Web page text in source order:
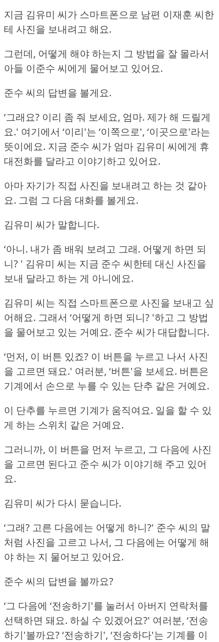
지금 김유미 씨가 스마트폰으로 남편 이재훈 씨한
테 사진을 보내려고 해요.
그런데, 어떻게 해야 하는지 그 방법을 잘 몰라서
아들 이준수 씨에게 물어보고 있어요.
준수 씨의 답변을 볼게요.
‘그래요? 이리 좀 줘 보세요, 엄마. 제가 해 드릴게
요.' 여기에서 ‘이리'는 ‘이쪽으로', ‘이곳으로'라는
뜻이에요. 지금 준수 씨가 엄마 김유미 씨에게 휴
대전화를 달라고 이야기하고 있어요.
아마 자기가 직접 사진을 보내려고 하는 것 같아
요. 그럼 그 다음 대화를 볼게요.
김유미 씨가 말합니다.
‘아니. 내가 좀 배워 보려고 그래. 어떻게 하면 되
니? ' 김유미 씨는 지금 준수 씨한테 대신 사진을
보내 달라고 하는 게 아니에요.
김유미 씨는 직접 스마트폰으로 사진을 보내고 싶
어해요. 그래서 ‘어떻게 하면 되니? '하고 그 방법
을 물어보고 있는 거예요. 준수 씨가 대답합니다.
‘먼저, 이 버튼 있죠? 이 버튼을 누르고 나서 사진
을 고르면 돼요.' 여러분, ‘버튼'을 보세요. 버튼은
기계에서 손으로 누를 수 있는 단추 같은 거예요.
이 단추를 누르면 기계가 움직여요. 일을 할 수 있
게 하는 스위치 같은 거예요.
그러니까, 이 버튼을 먼저 누르고, 그 다음에 사진
을 고르면 된다고 준수 씨가 이야기해 주고 있어
요.
김유미 씨가 다시 묻습니다.
‘그래? 고른 다음에는 어떻게 하니?' 준수 씨의 말
처럼 사진을 고르고 나서, 그 다음에는 어떻게 해
야 하는 지 물어보고 있어요.
준수 씨의 답변을 볼까요?
‘그 다음에 ‘전송하기'를 눌러서 아버지 연락처를
선택하면 돼요. 하실 수 있겠어요?' 여러분, ‘전송
하기'볼까요?‘전송하기', ‘전송하다'는 기계를 이